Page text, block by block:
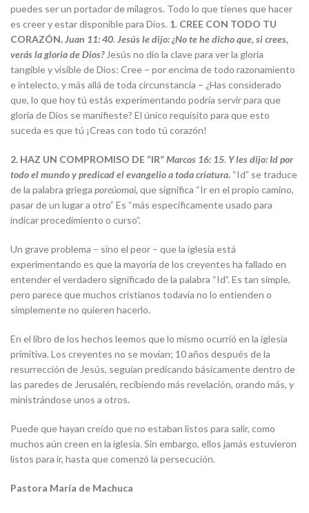
puedes ser un portador de milagros. Todo lo que tienes que hacer
es creer y estar disponible para Dios. 1. CREE CON TODO TU
CORAZÓN.Juan 11: 40. Jesús le dijo: ¿No te he dicho que, si crees,
verás la gloria de Dios?Jesús no dio la clave para ver la gloria
tangible y visible de Dios: Cree – por encima de todo razonamiento
e intelecto, y más allá de toda circunstancia – ¿Has considerado
que, lo que hoy tú estás experimentando podría servir para que
gloria de Dios se manifieste? El único requisito para que esto
suceda es que tú ¡Creas con todo tú corazón!
2. HAZ UN COMPROMISO DE “IR”Marcos 16: 15. Y les dijo: Id por
todo el mundo y predicad el evangelio a toda criatura. “Id” se traduce
de la palabra griega poreúomai, que significa “Ir en el propio camino,
pasar de un lugar a otro” Es “más específicamente usado para
indicar procedimiento o curso”.
Un grave problema – sino el peor – que la iglesia está
experimentando es que la mayoría de los creyentes ha fallado en
entender el verdadero significado de la palabra “Id”. Es tan simple,
pero parece que muchos cristianos todavía no lo entienden o
simplemente no quieren hacerlo.
En el libro de los hechos leemos que lo mismo ocurrió en la iglesia
primitiva. Los creyentes no se movían; 10 años después de la
resurrección de Jesús, seguían predicando básicamente dentro de
las paredes de Jerusalén, recibiendo más revelación, orando más, y
ministrándose unos a otros.
Puede que hayan creído que no estaban listos para salir, como
muchos aún creen en la iglesia. Sin embargo, ellos jamás estuvieron
listos para ir, hasta que comenzó la persecución.
Pastora María de Machuca